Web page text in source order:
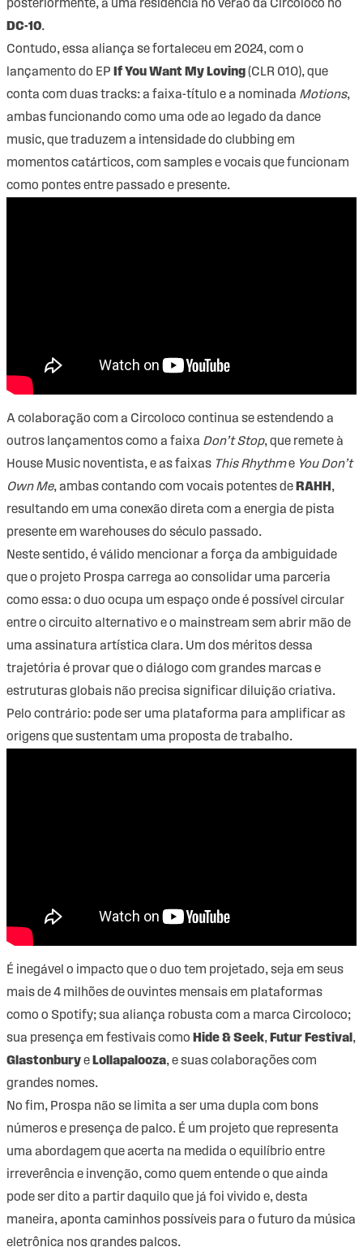
posteriormente, a uma residência no verão da Circoloco no
DC-10.
Contudo, essa aliança se fortaleceu em 2024, com o
lançamento do EP If You Want My Loving(CLR 010), que
conta com duas tracks: a faixa-título e a nominada Motions,
ambas funcionando como uma ode ao legado da dance
music, que traduzem a intensidade do clubbing em
momentos catárticos, com samples e vocais que funcionam
como pontes entre passado e presente.
A colaboração com a Circoloco continua se estendendo a
outros lançamentos como a faixa Don’t Stop, que remete à
House Music noventista, e as faixas This Rhythme You Don’t
Own Me, ambas contando com vocais potentes de RAHH ,
resultando em uma conexão direta com a energia de pista
presente em warehouses do século passado.
Neste sentido, é válido mencionar a força da ambiguidade
que o projeto Prospa carrega ao consolidar uma parceria
como essa: o duo ocupa um espaço onde é possível circular
entre o circuito alternativo e o mainstream sem abrir mão de
uma assinatura artística clara. Um dos méritos dessa
trajetória é provar que o diálogo com grandes marcas e
estruturas globais não precisa significar diluição criativa.
Pelo contrário: pode ser uma plataforma para amplificar as
origens que sustentam uma proposta de trabalho.
É inegável o impacto que o duo tem projetado, seja em seus
mais de 4 milhões de ouvintes mensais em plataformas
como o Spotify; sua aliança robusta com a marca Circoloco;
sua presença em festivais como Hide & Seek, Futur Festival ,
Glastonburye Lollapalooza, e suas colaborações com
grandes nomes.
No fim, Prospa não se limita a ser uma dupla com bons
números e presença de palco. É um projeto que representa
uma abordagem que acerta na medida o equilíbrio entre
irreverência e invenção, como quem entende o que ainda
pode ser dito a partir daquilo que já foi vivido e, desta
maneira, aponta caminhos possíveis para o futuro da música
eletrônica nos grandes palcos.